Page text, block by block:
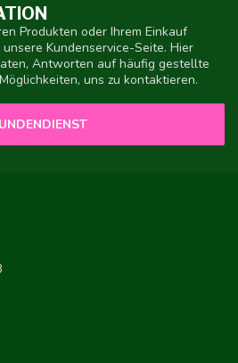
Produkten oder Ihrem Einkauf
Kundenservice-Seite. Hier
Antworten auf häufig gestellte
uns zu kontaktieren.